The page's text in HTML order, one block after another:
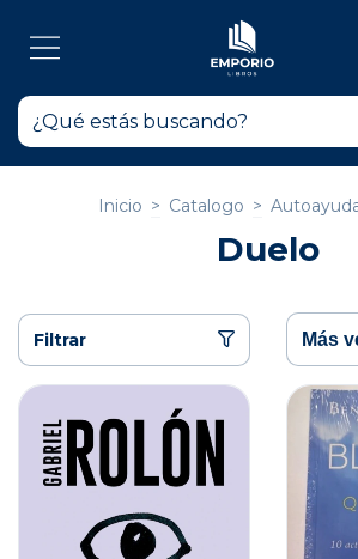
Inicio > Catalogo >
Duelo
Filtrar